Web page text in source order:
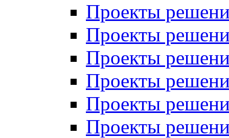
Проекты
Проекты
Проекты
Проекты
Проекты
Проекты